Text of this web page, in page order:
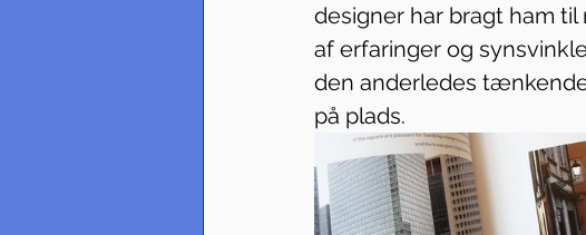
designer har bragt ham
af erfaringer og
den anderledes
på plads.